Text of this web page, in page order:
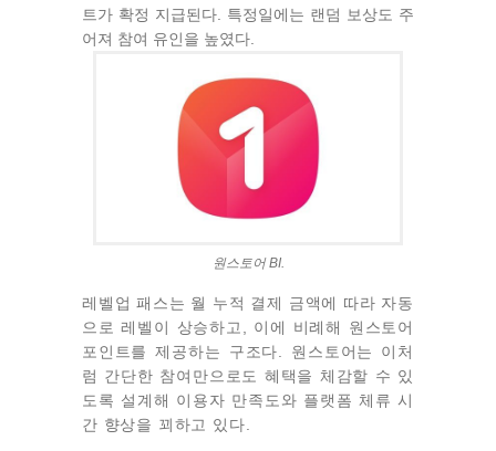
트가 확정 지급된다. 특정일에는 랜덤 보상도 주
어져 참여 유인을 높였다.
원스토어 BI.
레벨업 패스는 월 누적 결제 금액에 따라 자동
으로 레벨이 상승하고, 이에 비례해 원스토어
포인트를 제공하는 구조다. 원스토어는 이처
럼 간단한 참여만으로도 혜택을 체감할 수 있
도록 설계해 이용자 만족도와 플랫폼 체류 시
간 향상을 꾀하고 있다.